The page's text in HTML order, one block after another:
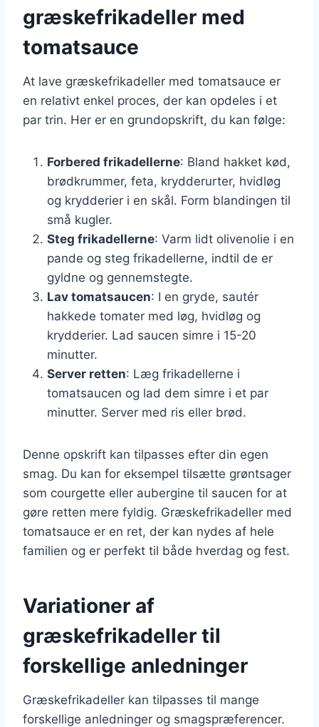
græskefrikadeller med
tomatsauce
At lave græskefrikadeller med tomatsauce er
en relativt enkel proces, der kan opdeles i et
par trin. Her er en grundopskrift, du kan følge:
Forbered frikadellerne: Bland hakket kød,
brødkrummer, feta, krydderurter, hvidløg
og krydderier i en skål. Form blandingen til
små kugler.
Steg frikadellerne: Varm lidt olivenolie i en
pande og steg frikadellerne, indtil de er
gyldne og gennemstegte.
Lav tomatsaucen: I en gryde, sautér
hakkede tomater med løg, hvidløg og
krydderier. Lad saucen simre i 15-20
minutter.
Server retten: Læg frikadellerne i
tomatsaucen og lad dem simre i et par
minutter. Server med ris eller brød.
Denne opskrift kan tilpasses efter din egen
smag. Du kan for eksempel tilsætte grøntsager
som courgette eller aubergine til saucen for at
gøre retten mere fyldig. Græskefrikadeller med
tomatsauce er en ret, der kan nydes af hele
familien og er perfekt til både hverdag og fest.
Variationer af
græskefrikadeller til
forskellige anledninger
Græskefrikadeller kan tilpasses til mange
forskellige anledninger og smagspræferencer.